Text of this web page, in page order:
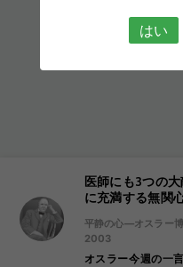
医師にも3つの
に充満する無関
平静の心―オスラー
2003
オスラー今週の一言
はい